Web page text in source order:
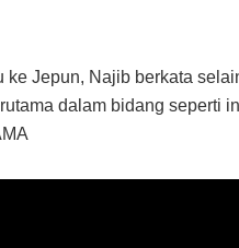
ke Jepun, Najib berkata
dalam bidang seperti